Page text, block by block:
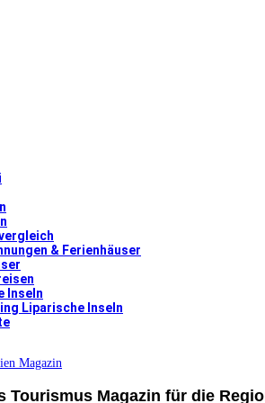
& Ferienhäuser
Inseln
Liparische Inseln
Magazin
Tourismus Magazin für die